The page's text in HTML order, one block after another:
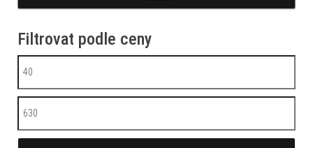
Filtrovat podle ceny
Minimální cena
Maximální cena